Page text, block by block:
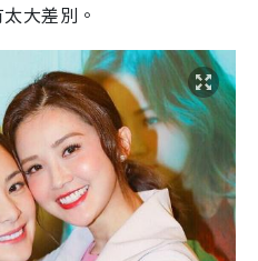
大差別。